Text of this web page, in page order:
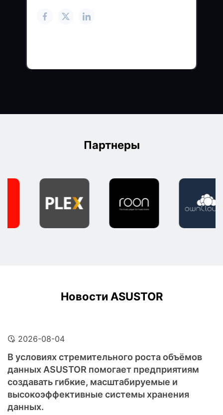
Партнеры
Новости ASUSTOR
2026-08-04
В условиях стремительного роста объёмов
данных ASUSTOR помогает предприятиям
создавать гибкие, масштабируемые и
высокоэффективные системы хранения
данных.